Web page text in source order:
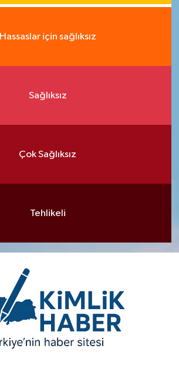
Hassaslar için sağlıksız
Sağlıksız
Çok Sağlıksız
Tehlikeli